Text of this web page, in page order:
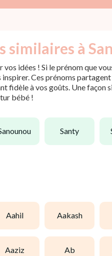
similaires à
idées ! Si le prénom que
Ces prénoms
fidèle à vos goûts. Une
bébé !
sanounou santy
aahil aakash
aaziz ab